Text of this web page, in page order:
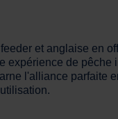
et anglaise en
de
l'alliance parfaite